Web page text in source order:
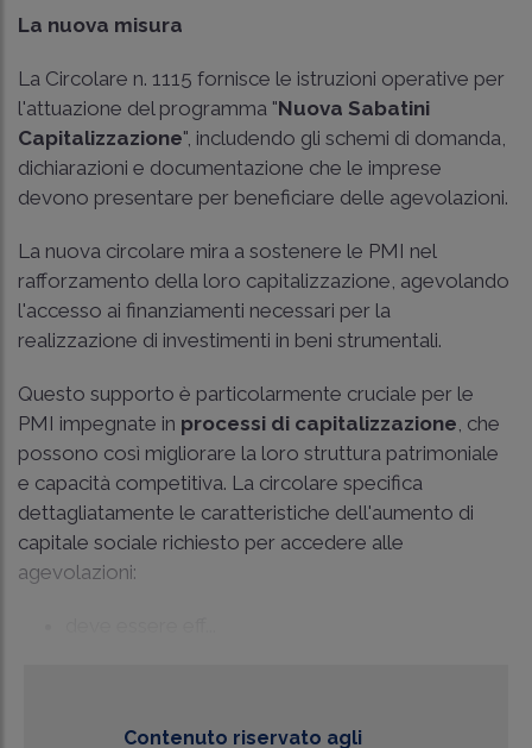
La nuova misura
La Circolare n. 1115 fornisce le istruzioni operative per
l'attuazione del programma "Nuova Sabatini
Capitalizzazione", includendo gli schemi di domanda,
dichiarazioni e documentazione che le imprese
devono presentare per beneficiare delle agevolazioni.
La nuova circolare mira a sostenere le PMI nel
rafforzamento della loro capitalizzazione, agevolando
l'accesso ai finanziamenti necessari per la
realizzazione di investimenti in beni strumentali.
Questo supporto è particolarmente cruciale per le
PMI impegnate in processi di capitalizzazione , che
possono così migliorare la loro struttura patrimoniale
e capacità competitiva. La circolare specifica
dettagliatamente le caratteristiche dell'aumento di
capitale sociale richiesto per accedere alle
agevolazioni:
Contenuto riservato agli